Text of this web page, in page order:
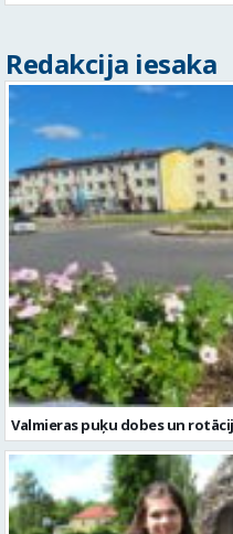
Redakcija iesaka
Valmieras puķu dobes un